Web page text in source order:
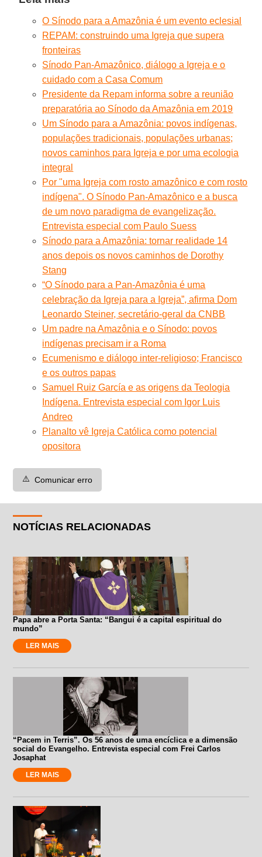
O Sínodo para a Amazônia é um evento eclesial
REPAM: construindo uma Igreja que supera
fronteiras
Sínodo Pan-Amazônico, diálogo a Igreja e o
cuidado com a Casa Comum
Presidente da Repam informa sobre a reunião
preparatória ao Sínodo da Amazônia em 2019
Um Sínodo para a Amazônia: povos indígenas,
populações tradicionais, populações urbanas;
novos caminhos para Igreja e por uma ecologia
integral
Por "uma Igreja com rosto amazônico e com rosto
indígena". O Sínodo Pan-Amazônico e a busca
de um novo paradigma de evangelização.
Entrevista especial com Paulo Suess
Sínodo para a Amazônia: tornar realidade 14
anos depois os novos caminhos de Dorothy
Stang
“O Sínodo para a Pan-Amazônia é uma
celebração da Igreja para a Igreja”, afirma Dom
Leonardo Steiner, secretário-geral da CNBB
Um padre na Amazônia e o Sínodo: povos
indígenas precisam ir a Roma
Ecumenismo e diálogo inter-religioso; Francisco
e os outros papas
Samuel Ruiz García e as origens da Teologia
Indígena. Entrevista especial com Igor Luis
Andreo
Planalto vê Igreja Católica como potencial
opositora
⚠️ Comunicar erro
NOTÍCIAS RELACIONADAS
Papa abre a Porta Santa: “Bangui é a capital espiritual do
mundo”
LER MAIS
“Pacem in Terris”. Os 56 anos de uma encíclica e a dimensão
social do Evangelho. Entrevista especial com Frei Carlos
Josaphat
LER MAIS